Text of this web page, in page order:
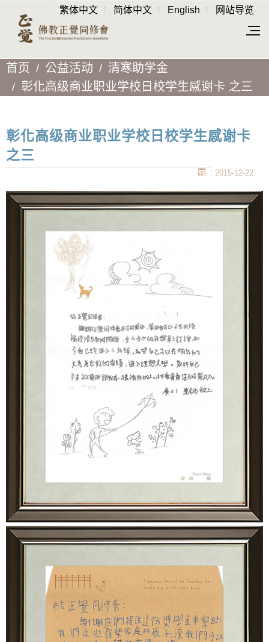
繁体中文 简体中文 English 网站导览
首页 公益活动
清寒助学金
彰化高级商业职业学校日校学生感谢卡 之三
彰化高级商业职业学校日校学生感谢卡
之三
: 2015-12-22